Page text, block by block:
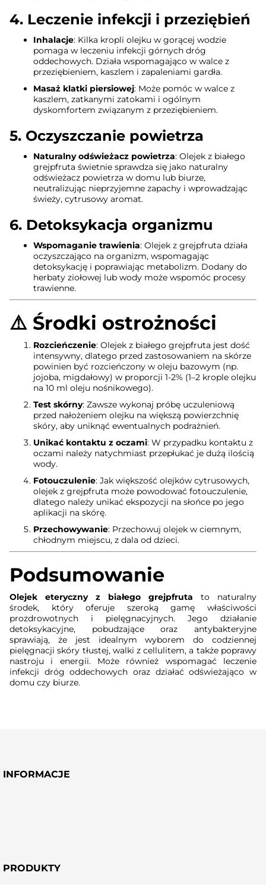
4. Leczenie infekcji i przeziębień
Inhalacje: Kilka kropli olejku w gorącej wodzie
pomaga w leczeniu infekcji górnych dróg
oddechowych. Działa wspomagająco w walce z
przeziębieniem, kaszlem i zapaleniami gardła.
Masaż klatki piersiowej: Może pomóc w walce z
kaszlem, zatkanymi zatokami i ogólnym
dyskomfortem związanym z przeziębieniem.
5. Oczyszczanie powietrza
Naturalny odświeżacz powietrza: Olejek z białego
grejpfruta świetnie sprawdza się jako naturalny
odświeżacz powietrza w domu lub biurze,
neutralizując nieprzyjemne zapachy i wprowadzając
świeży, cytrusowy aromat.
6. Detoksykacja organizmu
Wspomaganie trawienia: Olejek z grejpfruta działa
oczyszczająco na organizm, wspomagając
detoksykację i poprawiając metabolizm. Dodany do
herbaty ziołowej lub wody może wspomóc procesy
trawienne.
⚠️ Środki ostrożności
Rozcieńczenie: Olejek z białego grejpfruta jest dość
intensywny, dlatego przed zastosowaniem na skórze
powinien być rozcieńczony w oleju bazowym (np.
jojoba, migdałowy) w proporcji 1-2% (1–2 krople olejku
na 10 ml oleju nośnikowego).
Test skórny: Zawsze wykonaj próbę uczuleniową
przed nałożeniem olejku na większą powierzchnię
skóry, aby uniknąć ewentualnych podrażnień.
Unikać kontaktu z oczami: W przypadku kontaktu z
oczami należy natychmiast przepłukać je dużą ilością
wody.
Fotouczulenie: Jak większość olejków cytrusowych,
olejek z grejpfruta może powodować fotouczulenie,
dlatego należy unikać ekspozycji na słońce po jego
aplikacji na skórę.
Przechowywanie: Przechowuj olejek w ciemnym,
chłodnym miejscu, z dala od dzieci.
Podsumowanie
Olejek eteryczny z białego grejpfruta to naturalny
środek, który oferuje szeroką gamę właściwości
prozdrowotnych i pielęgnacyjnych. Jego działanie
detoksykacyjne, pobudzające oraz antybakteryjne
sprawiają, że jest idealnym wyborem do codziennej
pielęgnacji skóry tłustej, walki z cellulitem, a także poprawy
nastroju i energii. Może również wspomagać leczenie
infekcji dróg oddechowych oraz działać odświeżająco w
domu czy biurze.
INFORMACJE
PRODUKTY